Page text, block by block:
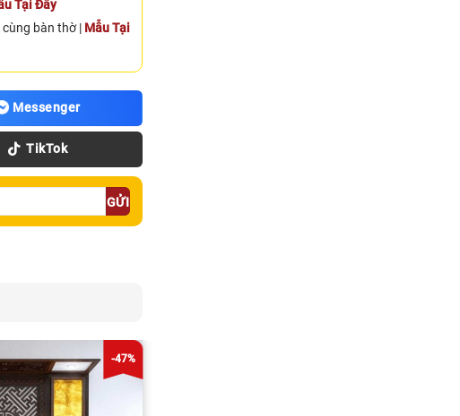
Tại Đây
bàn thờ | Mẫu Tại
Messenger
TikTok
-47%